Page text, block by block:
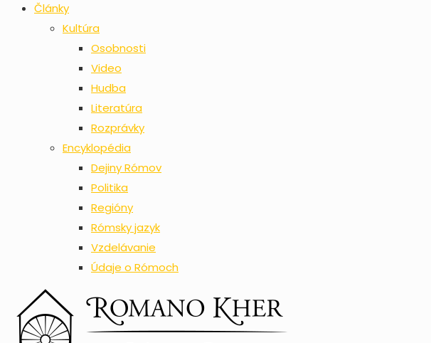
Články
Kultúra
Osobnosti
Video
Hudba
Literatúra
Rozprávky
Encyklopédia
Dejiny Rómov
Politika
Regióny
Rómsky jazyk
Vzdelávanie
Údaje o Rómoch